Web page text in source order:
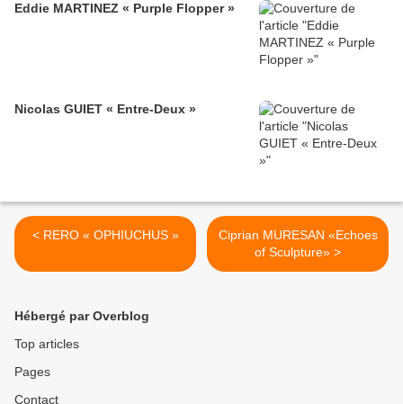
Eddie MARTINEZ « Purple Flopper »
Nicolas GUIET « Entre-Deux »
< RERO « OPHIUCHUS »
Ciprian MURESAN «Echoes
of Sculpture» >
Hébergé par Overblog
Top articles
Pages
Contact